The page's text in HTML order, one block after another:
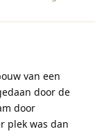
van een
door de
door
plek was dan